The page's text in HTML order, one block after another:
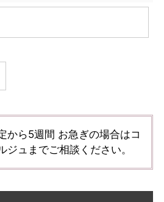
から5週間 お急ぎの場合はコ
ジュまでご相談ください。